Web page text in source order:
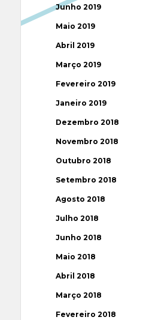
Junho 2019
Maio 2019
Abril 2019
Março 2019
Fevereiro 2019
Janeiro 2019
Dezembro 2018
Novembro 2018
Outubro 2018
Setembro 2018
Agosto 2018
Julho 2018
Junho 2018
Maio 2018
Abril 2018
Março 2018
Fevereiro 2018